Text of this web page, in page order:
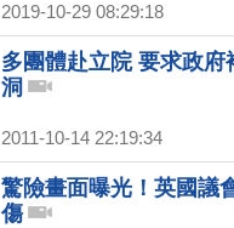
2019-10-29 08:29:18
多團體赴立院 要求政府
洞
2011-10-14 22:19:34
驚險畫面曝光！英國議
傷